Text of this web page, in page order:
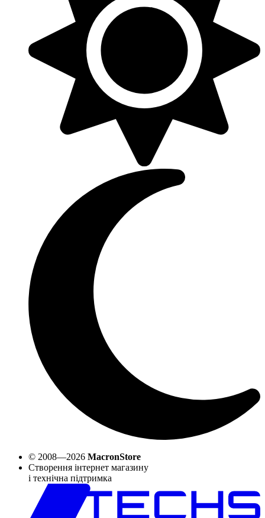
© 2008—2026 MacronStore
Створення інтернет магазину
і технічна підтримка